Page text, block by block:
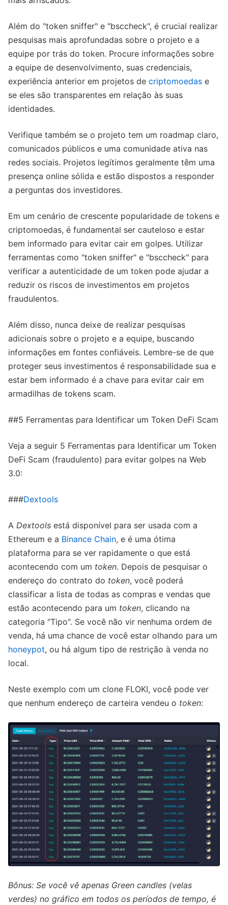
Além do "token sniffer" e "bsccheck", é crucial realizar
pesquisas mais aprofundadas sobre o projeto e a
equipe por trás do token. Procure informações sobre
a equipe de desenvolvimento, suas credenciais,
experiência anterior em projetos de criptomoedas e
se eles são transparentes em relação às suas
identidades.
Verifique também se o projeto tem um roadmap claro,
comunicados públicos e uma comunidade ativa nas
redes sociais. Projetos legítimos geralmente têm uma
presença online sólida e estão dispostos a responder
a perguntas dos investidores.
Em um cenário de crescente popularidade de tokens e
criptomoedas, é fundamental ser cauteloso e estar
bem informado para evitar cair em golpes. Utilizar
ferramentas como "token sniffer" e "bsccheck" para
verificar a autenticidade de um token pode ajudar a
reduzir os riscos de investimentos em projetos
fraudulentos.
Além disso, nunca deixe de realizar pesquisas
adicionais sobre o projeto e a equipe, buscando
informações em fontes confiáveis. Lembre-se de que
proteger seus investimentos é responsabilidade sua e
estar bem informado é a chave para evitar cair em
armadilhas de tokens scam.
##5 Ferramentas para Identificar um Token DeFi Scam
Veja a seguir 5 Ferramentas para Identificar um Token
DeFi Scam (fraudulento) para evitar golpes na Web
3.0:
###Dextools
A Dextools está disponível para ser usada com a
Ethereum e a Binance Chain, e é uma ótima
plataforma para se ver rapidamente o que está
acontecendo com um token. Depois de pesquisar o
endereço do contrato do token, você poderá
classificar a lista de todas as compras e vendas que
estão acontecendo para um token, clicando na
categoria "Tipo". Se você não vir nenhuma ordem de
venda, há uma chance de você estar olhando para um
honeypot, ou há algum tipo de restrição à venda no
local.
Neste exemplo com um clone FLOKI, você pode ver
que nenhum endereço de carteira vendeu o token:
Bônus: Se você vê apenas Green candles (velas
verdes) no gráfico em todos os períodos de tempo, é